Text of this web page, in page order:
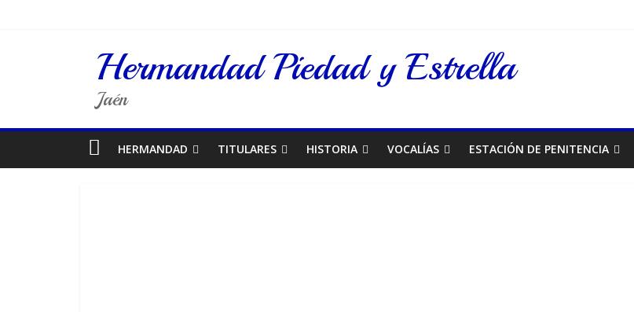
Hermandad Piedad y Estrella
Jaén
HERMANDAD TITULARES HISTORIA VOCALÍAS ESTACIÓN DE PENITENCIA